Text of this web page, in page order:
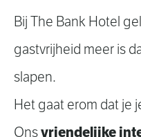
Bij The Bank Hotel
gastvrijheid meer is
slapen.
Het gaat erom dat je
Onsvriendelijke